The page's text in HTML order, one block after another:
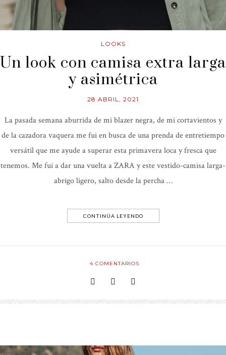
LOOKS
Un look con camisa extra larga
y asimétrica
28 ABRIL, 2021
La pasada semana aburrida de mi blazer negra, de mi cortavientos y
de la cazadora vaquera me fui en busca de una prenda de entretiempo
versátil que me ayude a superar esta primavera loca y fresca que
tenemos. Me fui a dar una vuelta a ZARA y este vestido-camisa larga-
abrigo ligero, salto desde la percha …
CONTINÚA LEYENDO
4COMENTARIOS